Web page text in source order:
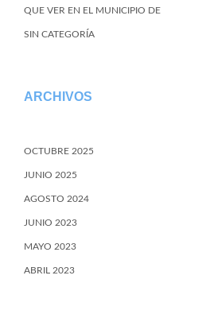
QUE VER EN EL MUNICIPIO DE
SIN CATEGORÍA
ARCHIVOS
OCTUBRE 2025
JUNIO 2025
AGOSTO 2024
JUNIO 2023
MAYO 2023
ABRIL 2023